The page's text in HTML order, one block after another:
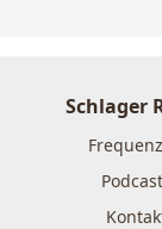
Schlager